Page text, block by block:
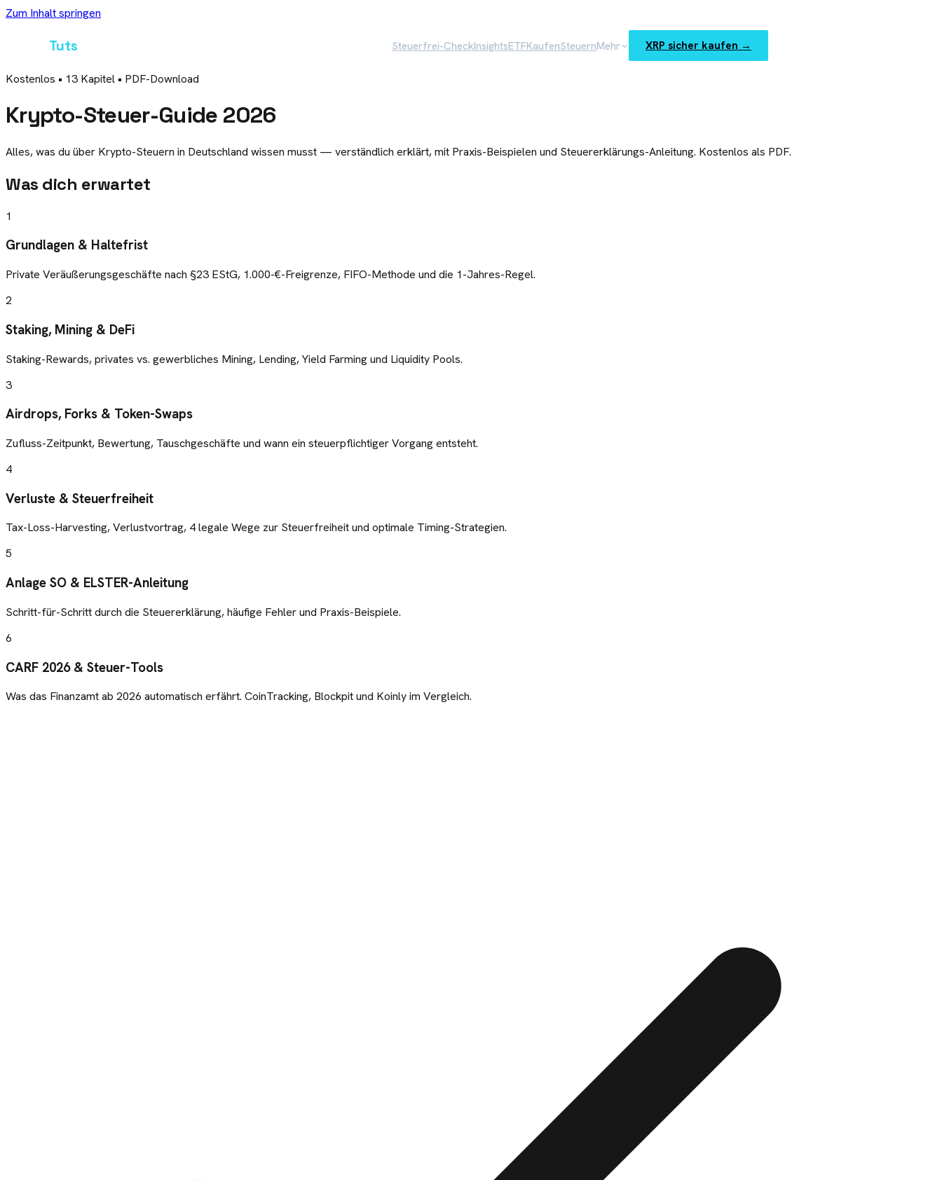
Zum Inhalt springen
Tuts Steuerfrei-CheckInsightsETFKaufenSteuernMehr XRP sicher kaufen →
Kostenlos • 13 Kapitel • PDF-Download
Krypto-Steuer-Guide 2026
Alles, was du über Krypto-Steuern in Deutschland wissen musst — verständlich erklärt, mit Praxis-Beispielen und Steuererklärungs-Anleitung. Kostenlos als PDF.
Was dich erwartet
1
Grundlagen & Haltefrist
Private Veräußerungsgeschäfte nach §23 EStG, 1.000-€-Freigrenze, FIFO-Methode und die 1-Jahres-Regel.
2
Staking, Mining & DeFi
Staking-Rewards, privates vs. gewerbliches Mining, Lending, Yield Farming und Liquidity Pools.
3
Airdrops, Forks & Token-Swaps
Zufluss-Zeitpunkt, Bewertung, Tauschgeschäfte und wann ein steuerpflichtiger Vorgang entsteht.
4
Verluste & Steuerfreiheit
Tax-Loss-Harvesting, Verlustvortrag, 4 legale Wege zur Steuerfreiheit und optimale Timing-Strategien.
5
Anlage SO & ELSTER-Anleitung
Schritt-für-Schritt durch die Steuererklärung, häufige Fehler und Praxis-Beispiele.
6
CARF 2026 & Steuer-Tools
Was das Finanzamt ab 2026 automatisch erfährt. CoinTracking, Blockpit und Koinly im Vergleich.